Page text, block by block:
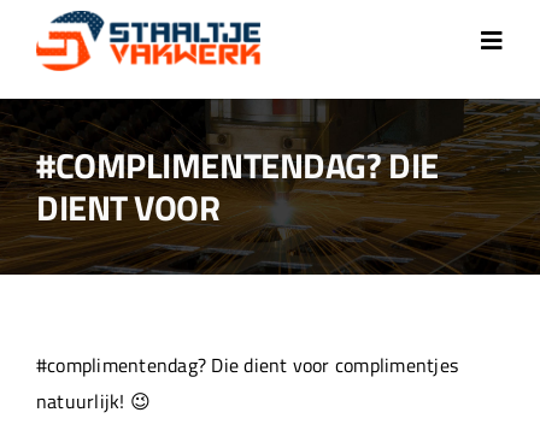
Home
Over ons
Projecten
#COMPLIMENTENDAG? DIE
DIENT VOOR
#complimentendag? Die dient voor complimentjes
natuurlijk! 😉